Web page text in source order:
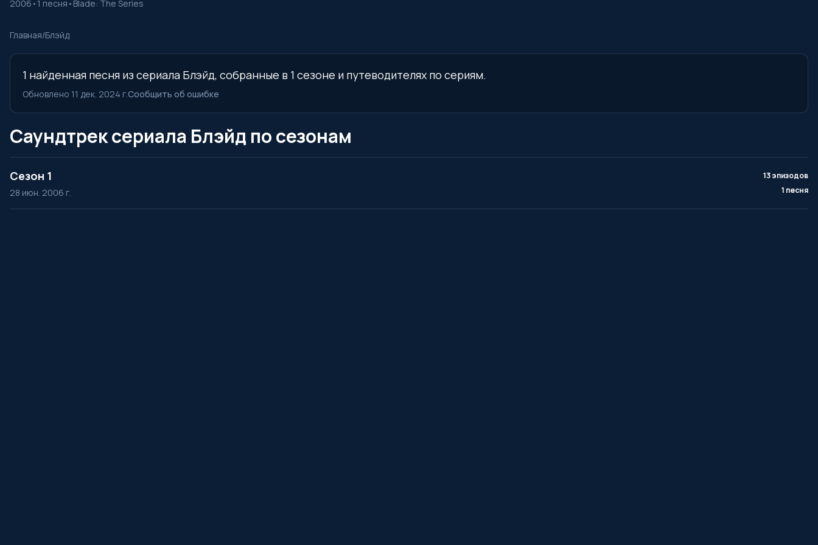
2006 • 1 песня • Blade: The Series
Главная/Блэйд
1 найденная песня из сериала Блэйд, собранные в 1 сезоне и путеводителях по сериям.
Обновлено 11 дек. 2024 г.Сообщить об ошибке
Саундтрек сериала Блэйд по сезонам
Сезон 1
28 июн. 2006 г.
13 эпизодов
1 песня